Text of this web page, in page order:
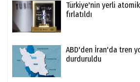
Türkiye'nin yerli
fırlatıldı
ABD'den İran'da tren
durduruldu